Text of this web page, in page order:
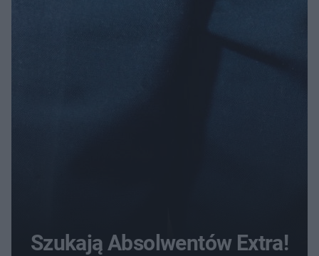
Szukają Absolwentów Extra!